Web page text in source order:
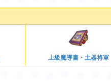
上級魔導書・土器将軍